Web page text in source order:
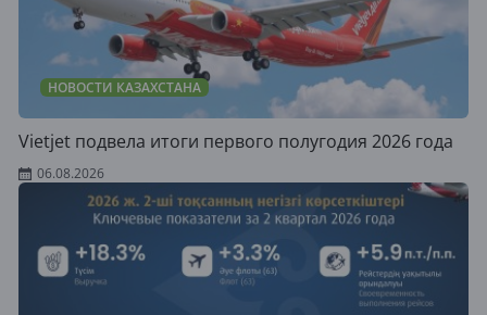
НОВОСТИ КАЗАХСТАНА
Vietjet подвела итоги первого полугодия 2026 года
06.08.2026